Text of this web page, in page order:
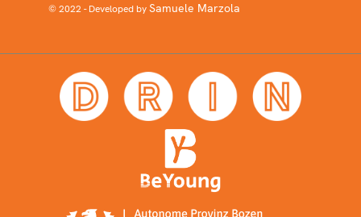
© 2022 - Developed bySamuele Marzola